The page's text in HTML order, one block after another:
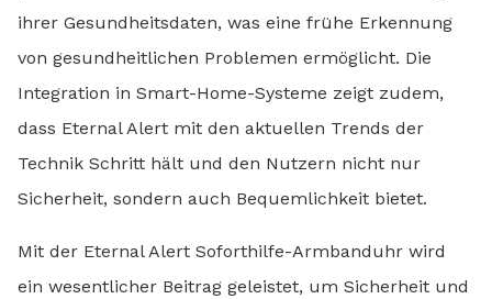
ihrer Gesundheitsdaten, was eine frühe Erkennung
von gesundheitlichen Problemen ermöglicht. Die
Integration in Smart-Home-Systeme zeigt zudem,
dass Eternal Alert mit den aktuellen Trends der
Technik Schritt hält und den Nutzern nicht nur
Sicherheit, sondern auch Bequemlichkeit bietet.
Mit der Eternal Alert Soforthilfe-Armbanduhr wird
ein wesentlicher Beitrag geleistet, um Sicherheit und